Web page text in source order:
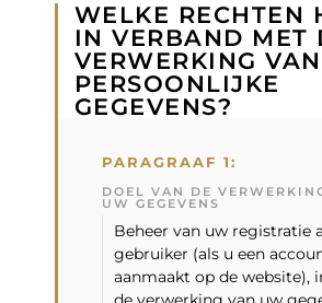
WELKE RECHTEN
IN VERBAND MET
VERWERKING
PERSOONLIJKE
GEGEVENS?
PARAGRAAF 1:
DOEL VAN DE
UW GEGEVENS
Beheer van uw registratie
gebruiker (als u een
aanmaakt op de website),